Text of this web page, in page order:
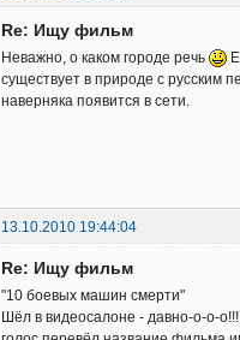
Re: Ищу фильм
Неважно, о каком городе речь
существует в природе с русским
наверняка появится в сети.
13.10.2010 19:44:04
Re: Ищу фильм
"10 боевых машин смерти"
Шёл в видеосалоне - давно-о-о-